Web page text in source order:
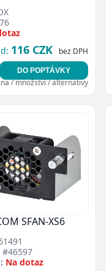
116 CZK bez DPH
DO POPTÁVKY
/ množství / alternativy
SFAN-XS6
#46597
Na dotaz